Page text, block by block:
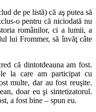
de pe listă) că aş putea să
o pentru că niciodată nu
românilor, ci a lumii, a
lui Frommer, să învăţ câte
că dintotdeauna am fost.
la care am participat cu
multe, dar au fost reuşite.
doar eu şi sintetizatorul.
a fost bine – spun eu.